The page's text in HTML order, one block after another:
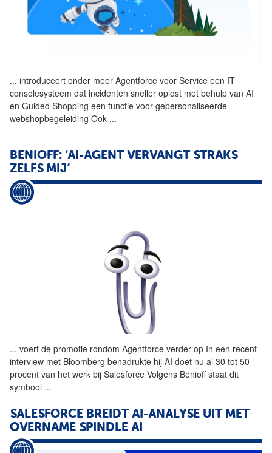
... introduceert onder meer Agentforce voor Service een IT
consolesysteem dat incidenten sneller oplost met behulp van AI
en Guided Shopping een functie voor gepersonaliseerde
webshopbegeleiding Ook ...
BENIOFF: ‘AI-AGENT VERVANGT STRAKS
ZELFS MIJ’
... voert de promotie rondom Agentforce verder op In een recent
interview met Bloomberg benadrukte hij AI doet nu al 30 tot 50
procent van het werk bij Salesforce Volgens Benioff staat dit
symbool ...
SALESFORCE BREIDT AI-ANALYSE UIT MET
OVERNAME SPINDLE AI